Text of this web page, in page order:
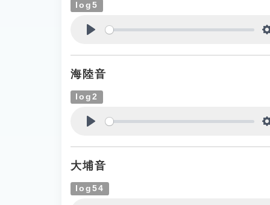
log5
海陸音
log2
大埔音
log54